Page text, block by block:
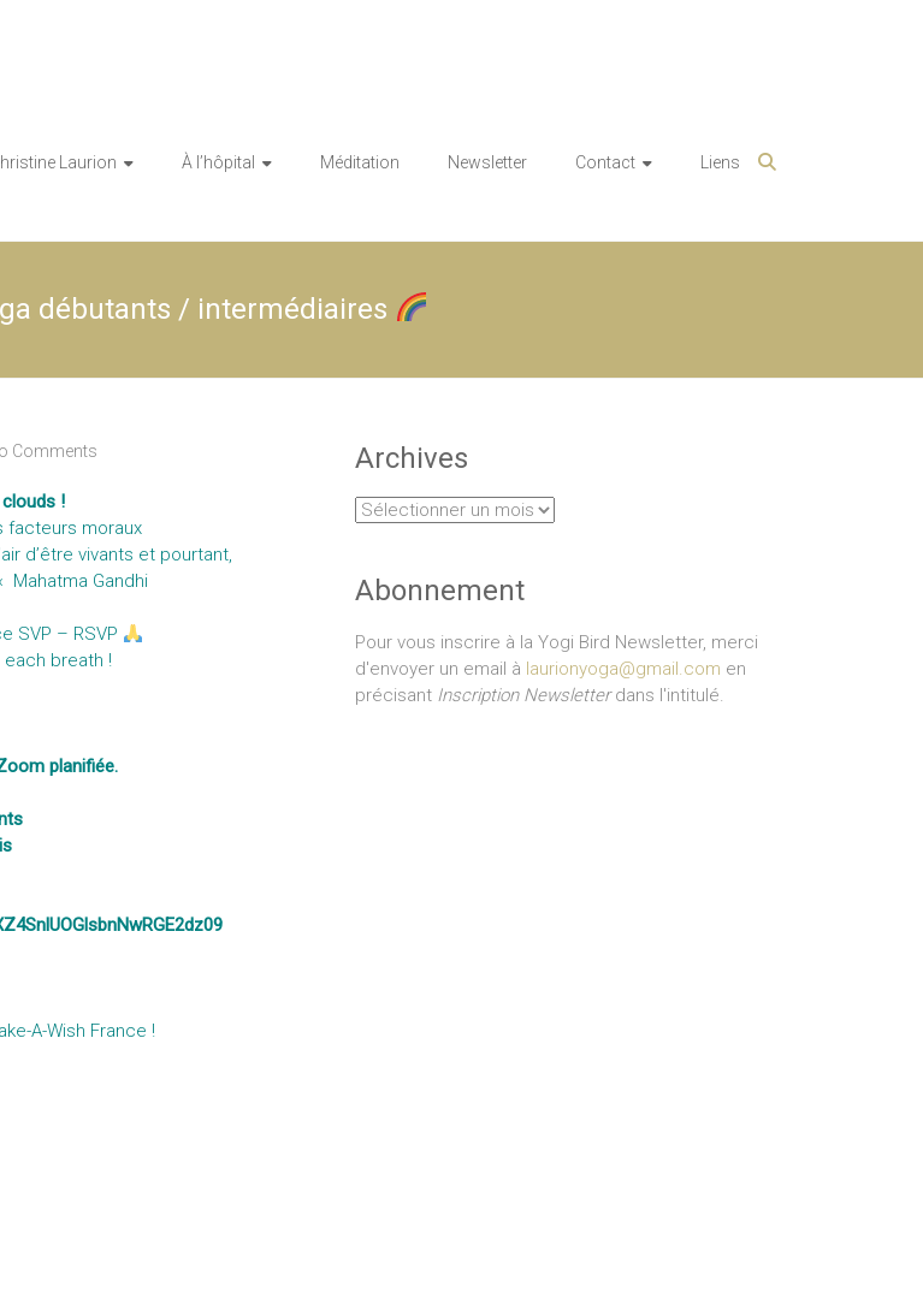
Laurion À l’hôpital Méditation Newsletter Contact Liens
débutants / intermédiaires
Comments
!
facteurs moraux
d’être vivants et pourtant,
Mahatma Gandhi
SVP – RSVP
breath !
planifiée.
A-Wish France !
Archives
Archives
Abonnement
Pour vous inscrire à la Yogi Bird Newsletter, merci
d'envoyer un email à laurionyoga@gmail.com en
précisant Inscription Newsletterdans l'intitulé.